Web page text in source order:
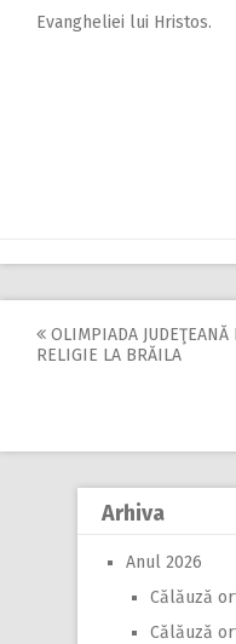
Evangheliei lui Hristos.
Post
OLIMPIADA JUDEŢEANĂ
RELIGIE LA BRĂILA
Arhiva
Anul 2026
Călăuză
Călăuză